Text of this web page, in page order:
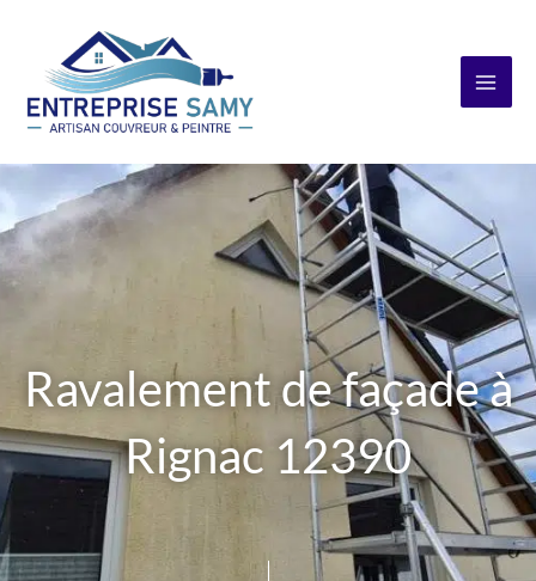
contenu
Ravalement de façade à
Rignac 12390